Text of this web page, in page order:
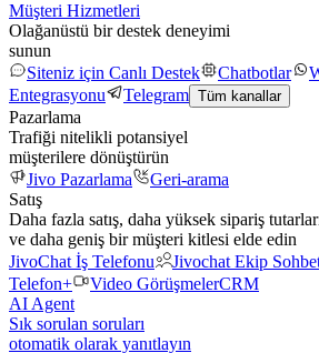
Müşteri Hizmetleri
Olağanüstü bir destek deneyimi
sunun
Siteniz için Canlı Destek
Chatbotlar
Entegrasyonu
Telegram Tüm kanallar
Pazarlama
Trafiği nitelikli potansiyel
müşterilere dönüştürün
Jivo Pazarlama
Geri-arama
Satış
Daha fazla satış, daha yüksek sipariş
ve daha geniş bir müşteri kitlesi elde edin
JivoChat İş Telefonu
Jivochat Ekip
Telefon+
Video GörüşmelerCRM
AI Agent
Sık sorulan soruları
otomatik olarak yanıtlayın